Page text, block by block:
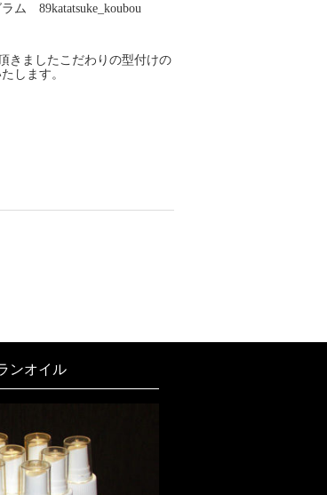
ム 89katatsuke_koubou
きましたこだわりの型付けの
します。
ンオイル